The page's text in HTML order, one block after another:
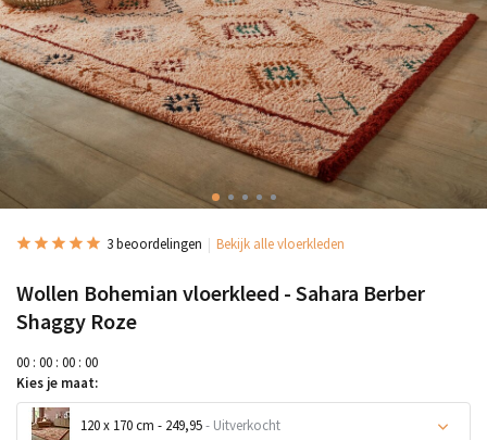
3 beoordelingen Bekijk alle vloerkleden
Wollen Bohemian vloerkleed - Sahara Berber
Shaggy Roze
00 : 00 : 00 : 00
Kies je maat:
120 x 170 cm - 249,95- Uitverkocht